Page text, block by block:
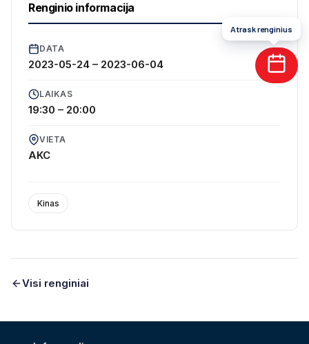
Greiti ir įsiutę 10
Fast & Furious 10 (2023)
Žanras: Veiksmo, nuotykių, kriminalinis
Sukurta: JAV
Renginio informacija
DATA
2023-05-24 – 2023-06-04
LAIKAS
19:30 – 20:00
VIETA
AKC
Kinas
Visi renginiai
Atrask renginius